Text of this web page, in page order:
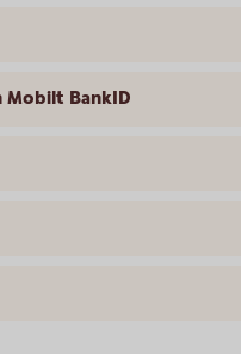
Mobilt BankID